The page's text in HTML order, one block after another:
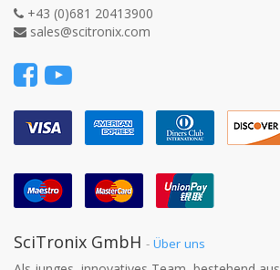
+43 (0)681 20413900
sales@scitronix.com
SciTronix GmbH - Über uns